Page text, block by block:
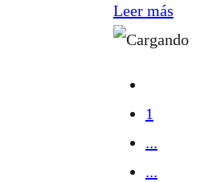
Leer más
1
...
...